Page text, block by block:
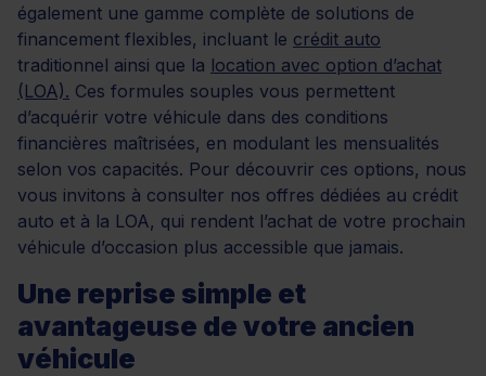
également une gamme complète de solutions de
financement flexibles, incluant le crédit auto
traditionnel ainsi que la location avec option d’achat
(LOA). Ces formules souples vous permettent
d’acquérir votre véhicule dans des conditions
financières maîtrisées, en modulant les mensualités
selon vos capacités. Pour découvrir ces options, nous
vous invitons à consulter nos offres dédiées au crédit
auto et à la LOA, qui rendent l’achat de votre prochain
véhicule d’occasion plus accessible que jamais.
Une reprise simple et
avantageuse de votre ancien
véhicule